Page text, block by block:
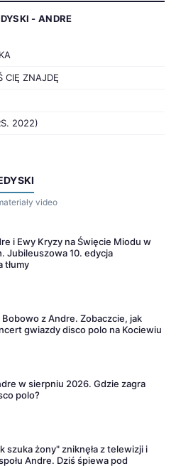
- ANDRE
CIĘ ZNAJDĘ
2022)
video
i Ewy Kryzy na Święcie Miodu w
Jubileuszowa 10. edycja
tłumy
Bobowo z Andre. Zobaczcie, jak
gwiazdy disco polo na Kociewiu
w sierpniu 2026. Gdzie zagra
polo?
szuka żony" zniknęła z telewizji i
Andre. Dziś śpiewa pod